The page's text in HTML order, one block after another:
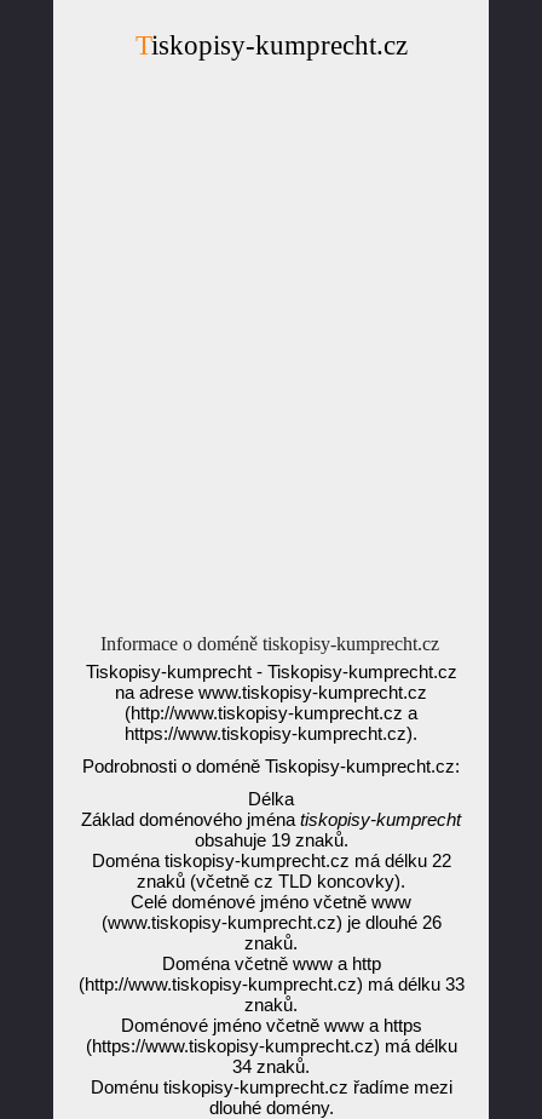
Tiskopisy-kumprecht.cz
Informace o doméně tiskopisy-kumprecht.cz
Tiskopisy-kumprecht - Tiskopisy-kumprecht.cz
na adrese www.tiskopisy-kumprecht.cz
(http://www.tiskopisy-kumprecht.cz a
https://www.tiskopisy-kumprecht.cz).
Podrobnosti o doméně Tiskopisy-kumprecht.cz:
Délka
Základ doménového jména tiskopisy-kumprecht
obsahuje 19 znaků.
Doména tiskopisy-kumprecht.cz má délku 22
znaků (včetně cz TLD koncovky).
Celé doménové jméno včetně www
(www.tiskopisy-kumprecht.cz) je dlouhé 26
znaků.
Doména včetně www a http
(http://www.tiskopisy-kumprecht.cz) má délku 33
znaků.
Doménové jméno včetně www a https
(https://www.tiskopisy-kumprecht.cz) má délku
34 znaků.
Doménu tiskopisy-kumprecht.cz řadíme mezi
dlouhé domény.